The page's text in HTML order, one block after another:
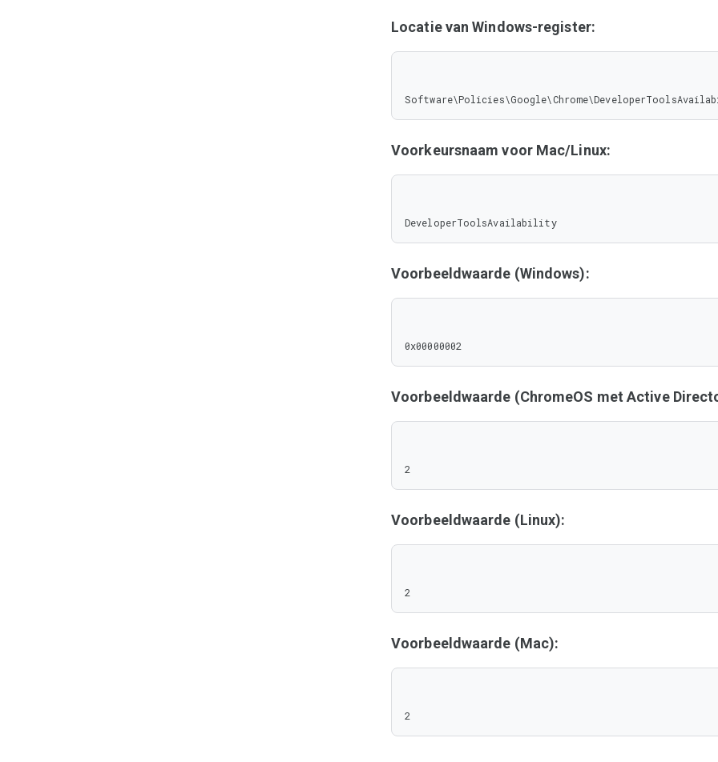
Locatie van Windows-register:
Voorkeursnaam voor Mac/Linux:
DeveloperToolsAvailability
Voorbeeldwaarde (Windows):
0x00000002
Voorbeeldwaarde (ChromeOS met Active
2
Voorbeeldwaarde (Linux):
2
Voorbeeldwaarde (Mac):
2